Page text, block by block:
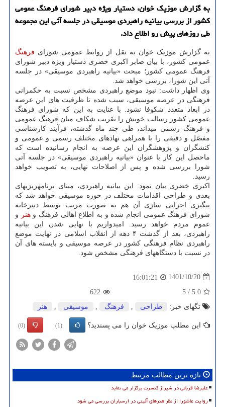
به گزارش موزیک خوان، دستیار ویژه دبیر شورای فرهنگ عمومی
کشور از بررسی بیانیه راهبردی موسیقی در جلسه آتی این مجموعه
طی روزهای پیش رو اطلاع داد.
به گزارش موزیک خوان به نقل از روابط عمومی شورای فرهنگ
عمومی کشور، با بیان صابر اکبری خضری دستیار ویژه دبیر شورای
فرهنگ عمومی کشور؛ مبحث «بیانیه راهبردی موسیقی» در جلسه
آتی این شورا، بررسی خواهد شد.
وی اظهار داشت: نبود موضع راهبردی مشخص نسبت به حکم‎رانی
فرهنگی در عرصه موسیقی، سبب شده تا ظرفیت های این عرصه
در ابعاد متعدد شکوفا نشود. با عنایت به این که شورای فرهنگ
عمومی کشور رسالت خویش را تقریب شکاف میان فرهنگ عمومی
و فرهنگ رسمی می‎داند، طی چند ماه گذشته، فرآیند کارشناسی
مفصّل و دقیقی را با همراهی نهادهای مختلف رسمی و عمومی و
کنشگران و پژوهشگران این عرصه به انجام رسانیده است که
ماحصل این کار با عنوان «بیانیه راهبردی موسیقی» در جلسه آتی
شورا بررسی شده و پس از اصلاحات نهایی، به تصویب خواهد
رسید.
اکبری خضری بیان نمود: این بیانیه راهبردی، مبنای برنامه‎ریزی‎های
بعدی و طراحی اقدامات مختلف در حوزه موسیقی خواهد شد که
پیگیری اجرایی سازی آن هم به صورت مرتب توسط دبیرخانه
شورای فرهنگ عمومی انجام شده و به اطلاع اهالی فرهنگ وهنر
و
عموم مردم خواهد رسید. امیدواریم با نهایی شدن این بیانیه
راهبردی، بعد از گذشت ۴ دهه از انقلاب اسلامی در نهایت موضع
راهبردی نظام فرهنگی کشور در عرصه موسیقی و بایسته های آن
در نسبت با دستگاه‎های فرهنگی مشخص شود.
1401/10/20
16:01:21
5.0
/
5
622
تگهای خبر:
طراحی , فرهنگ , موسیقی , هنر
این مطلب موزیک خوان را می پسندید؟ (1)
(0)
تازه ترین مطالب مرتبط
علیرضا قربانی در شیراز کنسرت برگزار می نماید
روایت عاشورا از نظر هنرهای آئینی در ارسباران بررسی می شود